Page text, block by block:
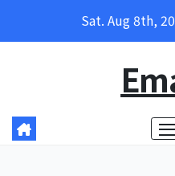
Sat. Aug 8th,